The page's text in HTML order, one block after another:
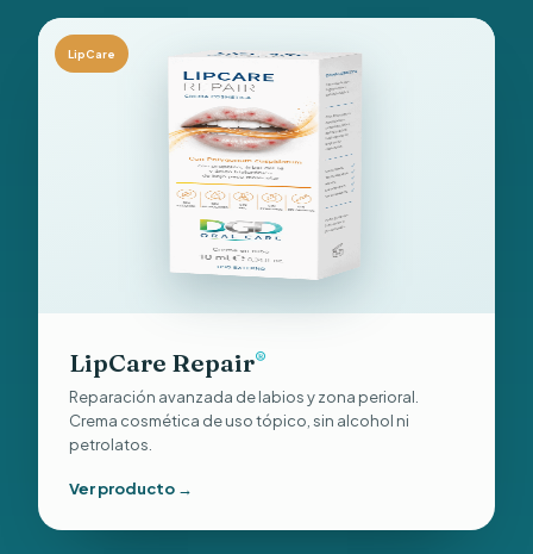
LipCare
LipCare Repair®
Reparación avanzada de labios y zona perioral.
Crema cosmética de uso tópico, sin alcohol ni
petrolatos.
Ver producto →